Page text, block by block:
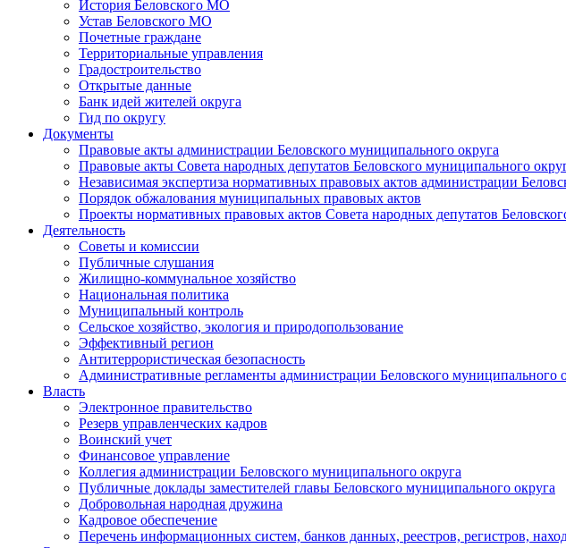
История Беловского МО
Устав Беловского МО
Почетные граждане
Территориальные управления
Градостроительство
Открытые данные
Банк идей жителей округа
Гид по округу
Документы
Правовые акты администрации Беловского муниципального округа
Правовые акты Совета народных депутатов Беловского муниципального
Независимая экспертиза нормативных правовых актов администрации
Порядок обжалования муниципальных правовых актов
Проекты нормативных правовых актов Совета народных депутатов
Деятельность
Советы и комиссии
Публичные слушания
Жилищно-коммунальное хозяйство
Национальная политика
Муниципальный контроль
Сельское хозяйство, экология и природопользование
Эффективный регион
Антитеррористическая безопасность
Административные регламенты администрации Беловского
Власть
Электронное правительство
Резерв управленческих кадров
Воинский учет
Финансовое управление
Коллегия администрации Беловского муниципального округа
Публичные доклады заместителей главы Беловского муниципального округа
Добровольная народная дружина
Кадровое обеспечение
Перечень информационных систем, банков данных, реестров, регистров,